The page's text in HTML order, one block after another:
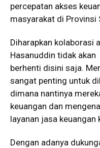
percepatan akses
masyarakat di Provinsi
Diharapkan kolaborasi
Hasanuddin tidak akan
berhenti disini saja.
sangat penting untuk
dimana nantinya
keuangan dan
layanan jasa
Dengan adanya